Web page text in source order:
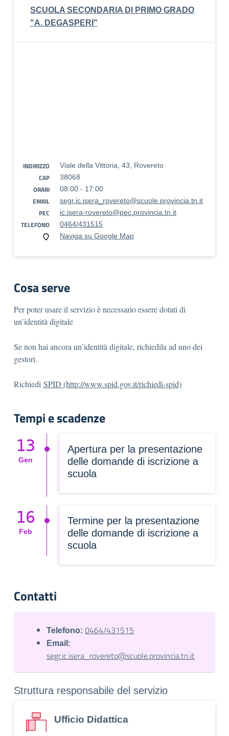
SCUOLA SECONDARIA DI PRIMO GRADO
"A. DEGASPERI"
INDIRIZZO Viale della Vittoria, 43, Rovereto
CAP 38068
ORARI 08:00 - 17:00
EMAIL segr.ic.isera_rovereto@scuole.provincia.tn.it
PEC ic.isera-rovereto@pec.provincia.tn.it
TELEFONO
0464/431515
Naviga su Google Map
Cosa serve
Per poter usare il servizio è necessario essere dotati di
un’identità digitale
Se non hai ancora un’identità digitale, richiedila ad uno dei
gestori.
Richiedi SPID (http://www.spid.gov.it/richiedi-spid)
Tempi e scadenze
Apertura per la presentazione
delle domande di iscrizione a
scuola
13
Gen
Termine per la presentazione
delle domande di iscrizione a
scuola
16
Feb
Contatti
Telefono: 0464/431515
Email:
segr.ic.isera_rovereto@scuole.provincia.tn.it
Struttura responsabile del servizio
Ufficio Didattica